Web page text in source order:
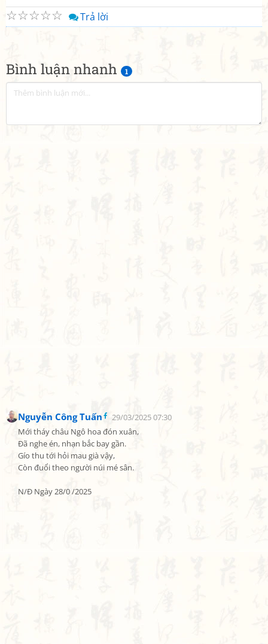
Bình luận nhanh 1
Nguyễn Công Tuấn
29/03/2025 07:30
Mới tháy châu Ngô hoa đón xuân,
Đã nghe én, nhạn bắc bay gần.
Gío thu tới hỏi mau già vậy,
Còn đuổi theo người núi mé sân.
N/Đ Ngày 28/0 /2025
☆
☆
☆
☆
☆ Trả lời